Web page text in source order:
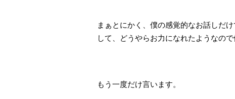
まぁとにかく、僕の感覚的なお話しだ
して、どうやらお力になれたようなので
もう一度だけ言います。